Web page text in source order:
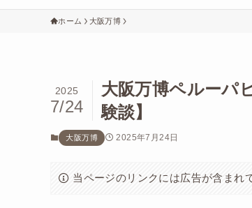
ホーム 大阪万博
大阪万博ペルーパ
験談】
2025
7/24
大阪万博 2025年7月24日
当ページのリンクには広告が含まれ